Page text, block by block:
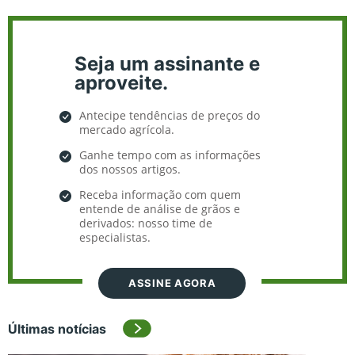
Seja um assinante e
aproveite.
Antecipe tendências de preços do
mercado agrícola.
Ganhe tempo com as informações
dos nossos artigos.
Receba informação com quem
entende de análise de grãos e
derivados: nosso time de
especialistas.
ASSINE AGORA
Últimas notícias